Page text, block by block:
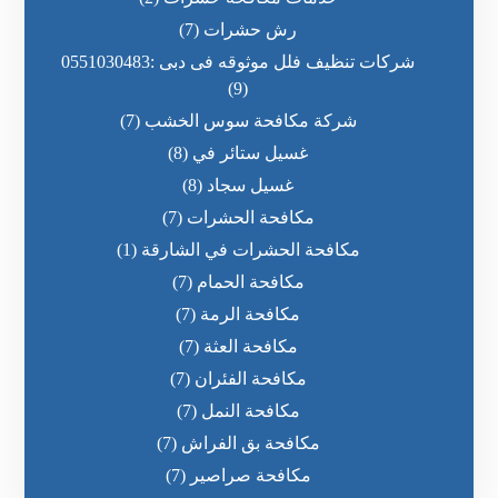
رش حشرات (7)
شركات تنظيف فلل موثوقه فى دبى :0551030483
(9)
شركة مكافحة سوس الخشب (7)
غسيل ستائر في (8)
غسيل سجاد (8)
مكافحة الحشرات (7)
مكافحة الحشرات في الشارقة (1)
مكافحة الحمام (7)
مكافحة الرمة (7)
مكافحة العثة (7)
مكافحة الفئران (7)
مكافحة النمل (7)
مكافحة بق الفراش (7)
مكافحة صراصير (7)